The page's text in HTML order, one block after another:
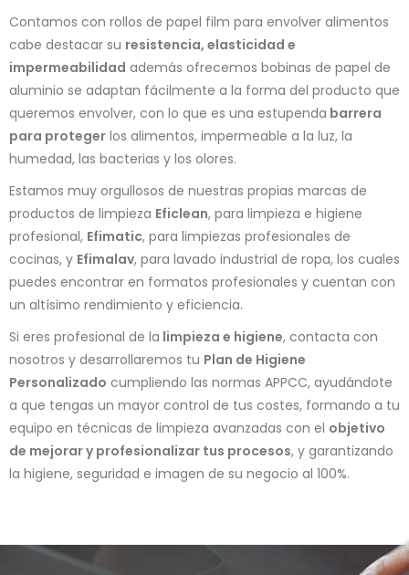
Contamos con rollos de papel film para envolver alimentos
cabe destacar su resistencia, elasticidad e
impermeabilidad además ofrecemos bobinas de papel de
aluminio se adaptan fácilmente a la forma del producto que
queremos envolver, con lo que es una estupenda barrera
para proteger los alimentos, impermeable a la luz, la
humedad, las bacterias y los olores.
Estamos muy orgullosos de nuestras propias marcas de
productos de limpieza Eficlean, para limpieza e higiene
profesional, Efimatic, para limpiezas profesionales de
cocinas, y Efimalav, para lavado industrial de ropa, los cuales
puedes encontrar en formatos profesionales y cuentan con
un altísimo rendimiento y eficiencia.
Si eres profesional de la limpieza e higiene, contacta con
nosotros y desarrollaremos tu Plan de Higiene
Personalizado cumpliendo las normas APPCC, ayudándote
a que tengas un mayor control de tus costes, formando a tu
equipo en técnicas de limpieza avanzadas con el objetivo
de mejorar y profesionalizar tus procesos, y garantizando
la higiene, seguridad e imagen de su negocio al 100%.